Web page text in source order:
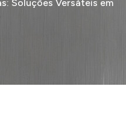
Soluções Versáteis em